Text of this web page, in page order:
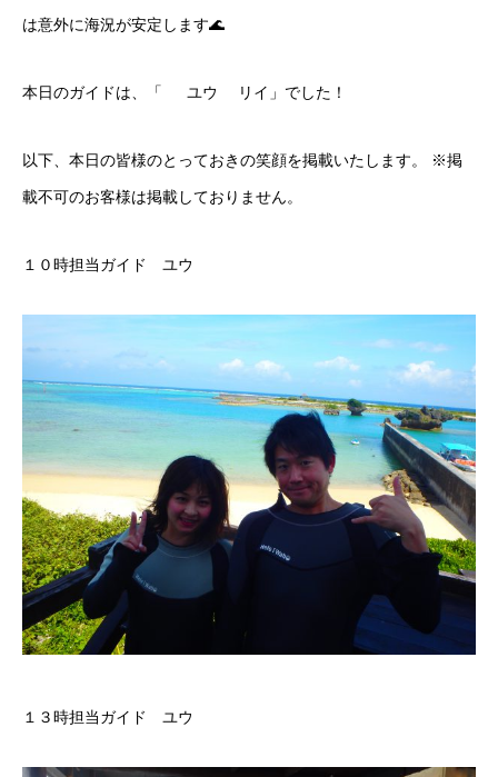
は意外に海況が安定します🌊
本日のガイドは、「 ユウ リイ」でした！
以下、本日の皆様のとっておきの笑顔を掲載いたします。 ※掲
載不可のお客様は掲載しておりません。
１０時担当ガイド ユウ
１３時担当ガイド ユウ